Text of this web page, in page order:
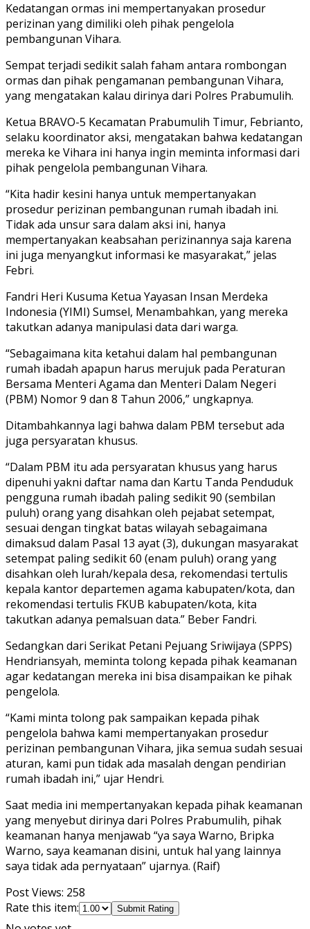
Kedatangan ormas ini mempertanyakan prosedur
perizinan yang dimiliki oleh pihak pengelola
pembangunan Vihara.
Sempat terjadi sedikit salah faham antara rombongan
ormas dan pihak pengamanan pembangunan Vihara,
yang mengatakan kalau dirinya dari Polres Prabumulih.
Ketua BRAVO-5 Kecamatan Prabumulih Timur, Febrianto,
selaku koordinator aksi, mengatakan bahwa kedatangan
mereka ke Vihara ini hanya ingin meminta informasi dari
pihak pengelola pembangunan Vihara.
“Kita hadir kesini hanya untuk mempertanyakan
prosedur perizinan pembangunan rumah ibadah ini.
Tidak ada unsur sara dalam aksi ini, hanya
mempertanyakan keabsahan perizinannya saja karena
ini juga menyangkut informasi ke masyarakat,” jelas
Febri.
Fandri Heri Kusuma Ketua Yayasan Insan Merdeka
Indonesia (YIMI) Sumsel, Menambahkan, yang mereka
takutkan adanya manipulasi data dari warga.
“Sebagaimana kita ketahui dalam hal pembangunan
rumah ibadah apapun harus merujuk pada Peraturan
Bersama Menteri Agama dan Menteri Dalam Negeri
(PBM) Nomor 9 dan 8 Tahun 2006,” ungkapnya.
Ditambahkannya lagi bahwa dalam PBM tersebut ada
juga persyaratan khusus.
“Dalam PBM itu ada persyaratan khusus yang harus
dipenuhi yakni daftar nama dan Kartu Tanda Penduduk
pengguna rumah ibadah paling sedikit 90 (sembilan
puluh) orang yang disahkan oleh pejabat setempat,
sesuai dengan tingkat batas wilayah sebagaimana
dimaksud dalam Pasal 13 ayat (3), dukungan masyarakat
setempat paling sedikit 60 (enam puluh) orang yang
disahkan oleh lurah/kepala desa, rekomendasi tertulis
kepala kantor departemen agama kabupaten/kota, dan
rekomendasi tertulis FKUB kabupaten/kota, kita
takutkan adanya pemalsuan data.” Beber Fandri.
Sedangkan dari Serikat Petani Pejuang Sriwijaya (SPPS)
Hendriansyah, meminta tolong kepada pihak keamanan
agar kedatangan mereka ini bisa disampaikan ke pihak
pengelola.
“Kami minta tolong pak sampaikan kepada pihak
pengelola bahwa kami mempertanyakan prosedur
perizinan pembangunan Vihara, jika semua sudah sesuai
aturan, kami pun tidak ada masalah dengan pendirian
rumah ibadah ini,” ujar Hendri.
Saat media ini mempertanyakan kepada pihak keamanan
yang menyebut dirinya dari Polres Prabumulih, pihak
keamanan hanya menjawab “ya saya Warno, Bripka
Warno, saya keamanan disini, untuk hal yang lainnya
saya tidak ada pernyataan” ujarnya. (Raif)
Post Views: 258
Rate this item:
Submit Rating